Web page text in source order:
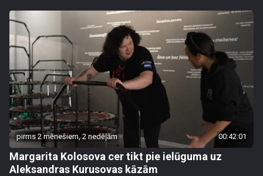
pirms 2 mēnešiem, 2 nedēļām 00:42:01
Margarita Kolosova cer tikt pie ielūguma uz
Aleksandras Kurusovas kāzām